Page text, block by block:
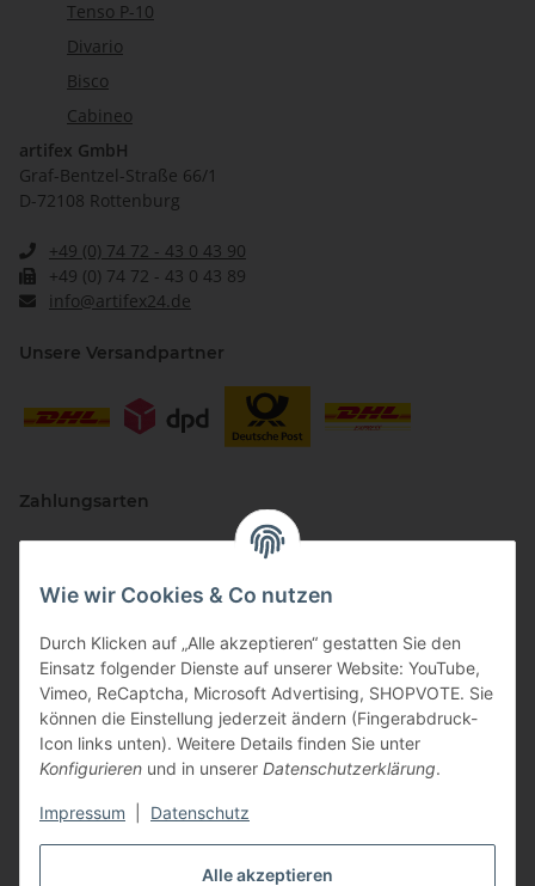
Alle akzeptieren
Wie wir Cookies & Co nutzen
Durch Klicken auf „Alle akzeptieren“ gestatten Sie den
Einsatz folgender Dienste auf unserer Website: YouTube,
Vimeo, ReCaptcha, Microsoft Advertising, SHOPVOTE. Sie
können die Einstellung jederzeit ändern (Fingerabdruck-
Icon links unten). Weitere Details finden Sie unter
Konfigurieren und in unserer Datenschutzerklärung.
Impressum Datenschutz
Tenso P-10
Divario
Bisco
Cabineo
artifex GmbH
Graf-Bentzel-Straße 66/1
D-72108 Rottenburg
+49 (0) 74 72 - 43 0 43 90
+49 (0) 74 72 - 43 0 43 89
info@artifex24.de
Unsere Versandpartner
Zahlungsarten
Vertriebspartner